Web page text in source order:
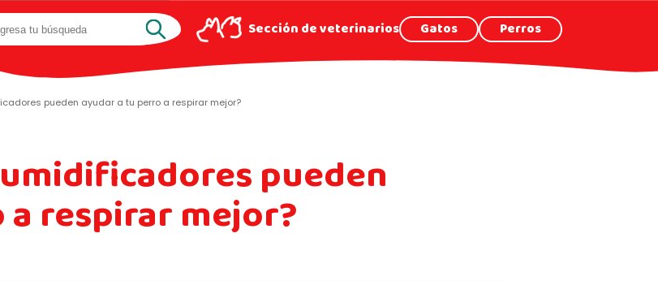
Sección de veterinarios Gatos Perros
pueden ayudar a tu perro a respirar mejor?
pueden
respirar mejor?